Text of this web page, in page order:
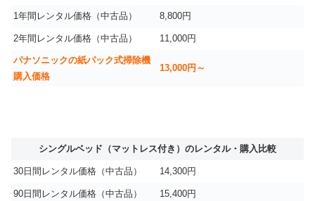
1年間レンタル価格（中古品） 8,800円
2年間レンタル価格（中古品） 11,000円
パナソニックの紙パック式掃除機
購入価格
13,000円～
シングルベッド（マットレス付き）のレンタル・購入比較
30日間レンタル価格（中古品） 14,300円
90日間レンタル価格（中古品） 15,400円